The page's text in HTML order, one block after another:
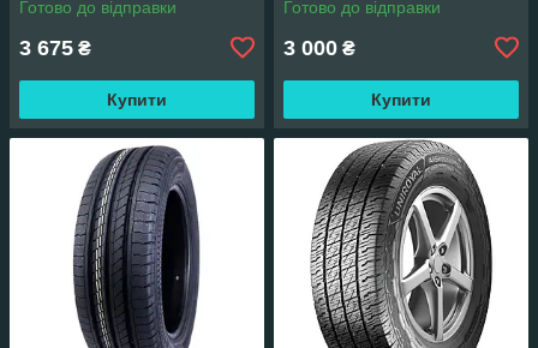
Готово до відправки
3 675 ₴
Купити
Готово до відправки
3 000 ₴
Купити